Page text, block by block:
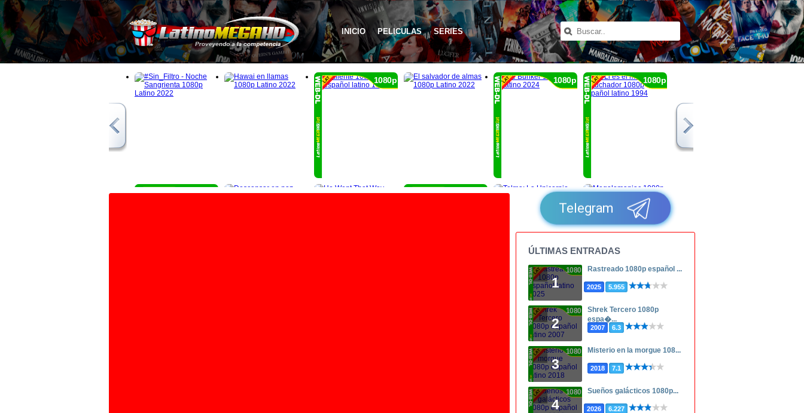
INICIO PELICULAS SERIES
1080p 1080p 1080p
1080p 1080p
Telegram
ÚLTIMAS ENTRADAS
1
1080p Rastreado 1080p español ...
2025 5.955
2
1080p
Shrek Tercero 1080p
espa�...
2007 6.3
3
1080p Misterio en la morgue 108...
2018 7.1
4
1080p Sueños galácticos 1080p...
2026 6.227